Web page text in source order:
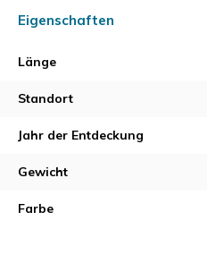
Eigenschaften
Länge
Standort
Jahr der Entdeckung
Gewicht
Farbe